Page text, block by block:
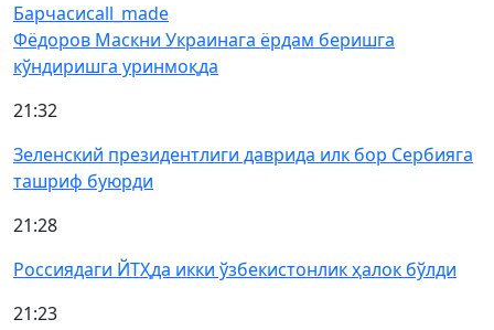
Барчасиcall_made
Фёдоров Маскни Украинага ёрдам беришга
кўндиришга уринмоқда
21:32
Зеленский президентлиги даврида илк бор Сербияга
ташриф буюрди
21:28
Россиядаги ЙТҲда икки ўзбекистонлик ҳалок бўлди
21:23